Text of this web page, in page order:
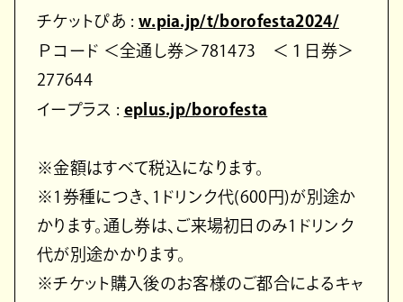
チケットぴあ : w.pia.jp/t/borofesta2024/
Ｐコード ＜全通し券＞781473 ＜１日券＞
277644
イープラス : eplus.jp/borofesta
※金額はすべて税込になります。
※1券種につき、1ドリンク代(600円)が別途か
かります。通し券は、ご来場初日のみ1ドリンク
代が別途かかります。
※チケット購入後のお客様のご都合によるキャ